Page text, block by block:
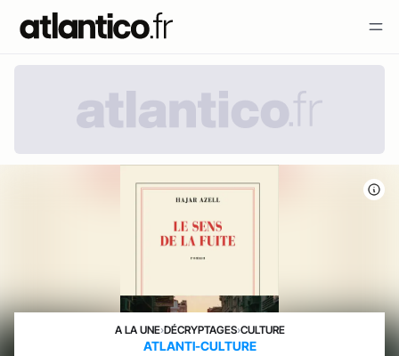
A LA UNE›DÉCRYPTAGES›CULTURE
ATLANTI-CULTURE